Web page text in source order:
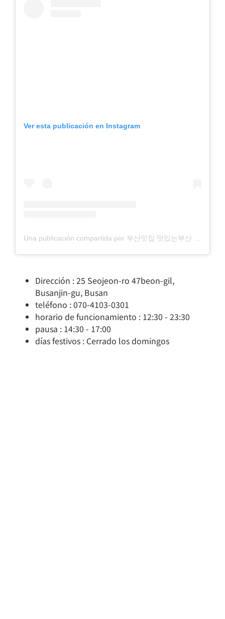
Ver esta publicación en Instagram
Una publicación compartida por 부산맛집 맛있는부산 (@june1012)
Dirección : 25 Seojeon-ro 47beon-gil,
Busanjin-gu, Busan
teléfono : 070-4103-0301
horario de funcionamiento : 12:30 - 23:30
pausa : 14:30 - 17:00
días festivos : Cerrado los domingos